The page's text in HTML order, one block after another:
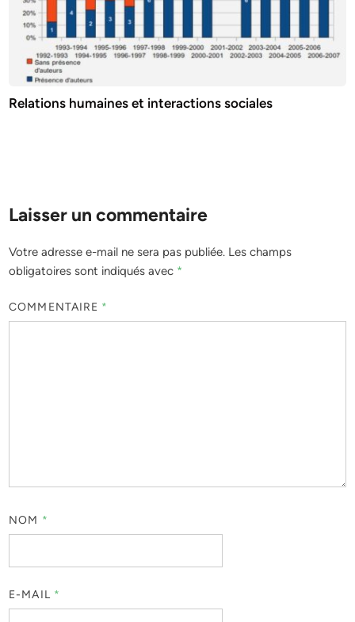
Relations humaines et interactions sociales
Laisser un commentaire
Votre adresse e-mail ne sera pas publiée. Les champs
obligatoires sont indiqués avec *
COMMENTAIRE *
NOM *
E-MAIL *